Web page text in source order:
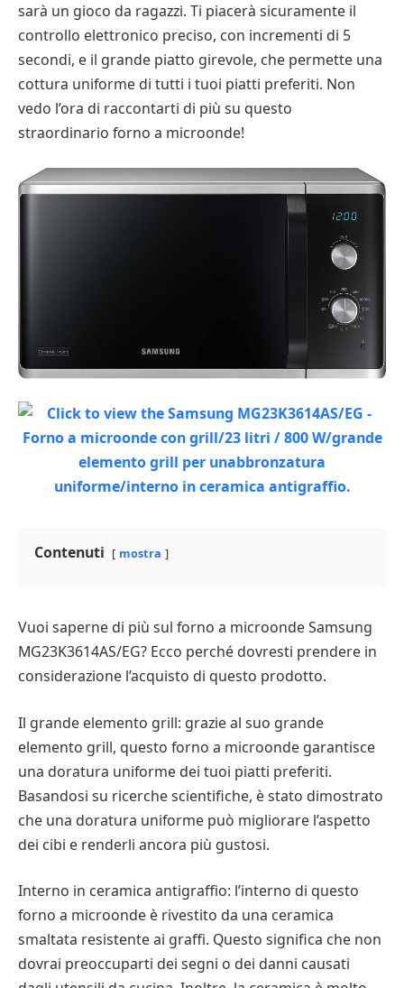
sarà un gioco da ragazzi. Ti piacerà sicuramente il
controllo elettronico preciso, con incrementi di 5
secondi, e il grande piatto girevole, che permette una
cottura uniforme di tutti i tuoi piatti preferiti. Non
vedo l’ora di raccontarti di più su questo
straordinario forno a microonde!
Contenuti mostra
Vuoi saperne di più sul forno a microonde Samsung
MG23K3614AS/EG? Ecco perché dovresti prendere in
considerazione l’acquisto di questo prodotto.
Il grande elemento grill: grazie al suo grande
elemento grill, questo forno a microonde garantisce
una doratura uniforme dei tuoi piatti preferiti.
Basandosi su ricerche scientifiche, è stato dimostrato
che una doratura uniforme può migliorare l’aspetto
dei cibi e renderli ancora più gustosi.
Interno in ceramica antigraffio: l’interno di questo
forno a microonde è rivestito da una ceramica
smaltata resistente ai graffi. Questo significa che non
dovrai preoccuparti dei segni o dei danni causati